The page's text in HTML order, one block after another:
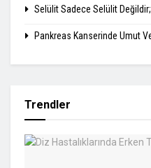
Selülit Sadece Selülit
Pankreas Kanserinde Umut
Trendler